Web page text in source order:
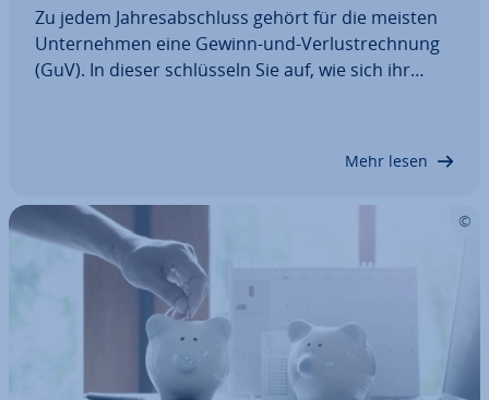
Zu jedem Jah­res­ab­schluss gehört für die meisten
Un­ter­neh­men eine Gewinn-und-Ver­lust­rech­nung
(GuV). In dieser schlüs­seln Sie auf, wie sich ihr
Mehr lesen